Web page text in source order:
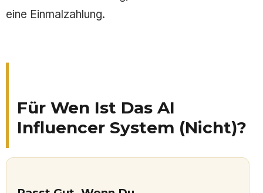
eine Einmalzahlung.
Für Wen Ist Das AI
Influencer System (nicht)?